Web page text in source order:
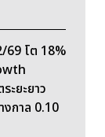
69 โต 18%
ะยะยาว
งกาล 0.10